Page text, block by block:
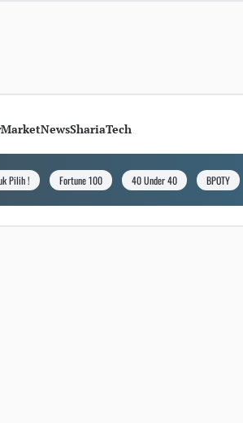
MarketNewsShariaTech
Pilih ! Fortune 100 40 Under 40 BPOTY